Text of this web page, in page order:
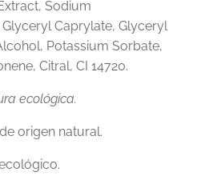
Sodium
Caprylate, Glyceryl
Potassium Sorbate,
Citral, CI 14720.
ecológica.
origen natural.